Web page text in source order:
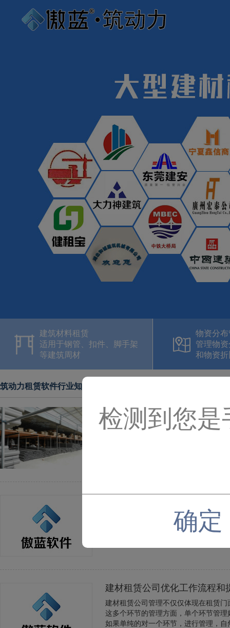
建筑材料租赁
适用于钢管、扣件、脚手架
等建筑周材
物资分布
管理物
和物资折
筑动力租赁软件行业知识
建材租赁企业快速发展的制胜
建材租赁企业快速发展的制胜法宝
使用租赁软件为建材行业带来的几个
建材租赁公司优化工作流程和
建材租赁公司管理不仅仅体现在租赁
这多个环节的管理方面，单个环节管
如果单纯的对一个环节，进行管理，
检测到您是
确定